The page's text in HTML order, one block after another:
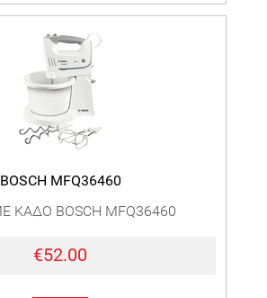
BOSCH MFQ36460
ΚΑΔΟ BOSCH MFQ36460
€52.00